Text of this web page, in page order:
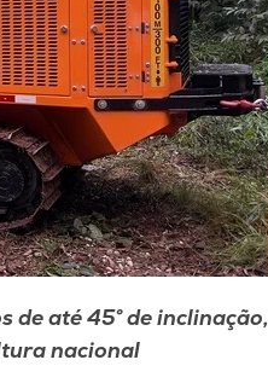
até 45° de inclinação,
nacional